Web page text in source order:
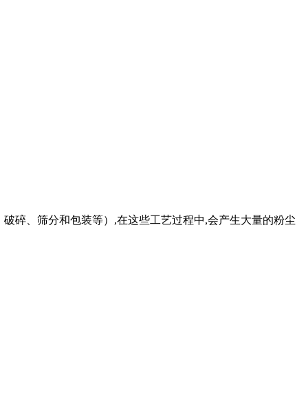
碎、筛分和包装等）,在这些工艺过程中,会产生大量的粉尘